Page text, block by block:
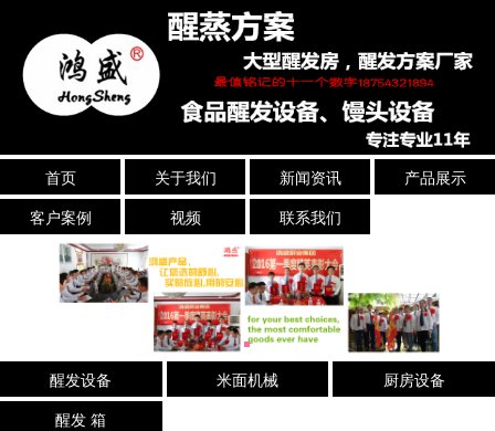
首页 关于我们 新闻资讯
产品展示
客户案例
视频 联系我们
醒发设备 米面机械
厨房设备
醒发 箱